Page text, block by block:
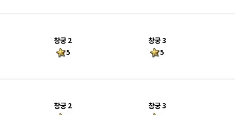
창궁 2
5
창궁 3
5
창궁 2
창궁 3